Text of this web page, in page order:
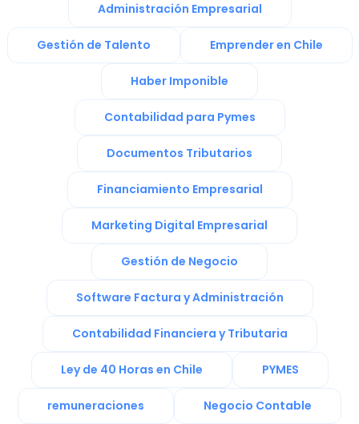
Administración Empresarial
Gestión de Talento Emprender en Chile
Haber Imponible
Contabilidad para Pymes
Documentos Tributarios
Financiamiento Empresarial
Marketing Digital Empresarial
Gestión de Negocio
Software Factura y Administración
Contabilidad Financiera y Tributaria
Ley de 40 Horas en Chile PYMES
remuneraciones Negocio Contable